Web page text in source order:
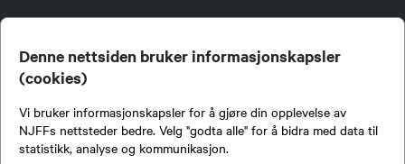
Denne nettsiden bruker informasjonskapsler
(cookies)
Vi bruker informasjonskapsler for å gjøre din opplevelse av
NJFFs nettsteder bedre. Velg "godta alle" for å bidra med data til
statistikk, analyse og kommunikasjon.
jegere og sportsfiskere og et av de viktigste miljøene for formidling av kunnskap om jakt og
fiske i Norge. Vi er en partipolitisk nøytral organisasjon, men har et sterkt jakt-, fiske-, og
naturpolitisk engasjement i mange saker.